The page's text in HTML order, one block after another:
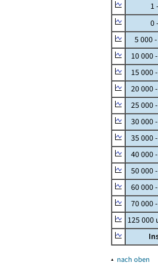
1 -
0 -
5 000
10 000
15 000
20 000
25 000
30 000
35 000
40 000
50 000
60 000
70 000
125
▴ nach oben